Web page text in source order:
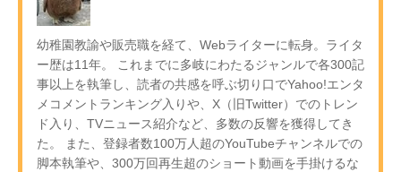
幼稚園教諭や販売職を経て、Webライターに転身。ライタ
ー歴は11年。 これまでに多岐にわたるジャンルで各300記
事以上を執筆し、読者の共感を呼ぶ切り口でYahoo!エンタ
メコメントランキング入りや、X（旧Twitter）でのトレン
ド入り、TVニュース紹介など、多数の反響を獲得してき
た。 また、登録者数100万人超のYouTubeチャンネルでの
脚本執筆や、300万回再生超のショート動画を手掛けるな